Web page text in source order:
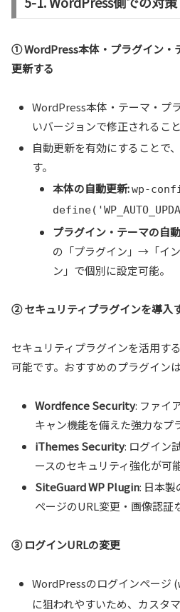
① WordPress本体・プラグイン・
更新する
WordPress本体・テーマ・プ
いバージョンで修正されるこ
自動更新を有効にすることで
す。
本体の自動更新:wp-
プラグイン・テーマの自
の「プラグイン」→「イ
ン」で個別に設定可能。
② セキュリティプラグインを導入
セキュリティプラグインを活用す
可能です。おすすめのプラグイン
Wordfence Security: ファイ
キャン機能を備えた強力なプ
iThemes Security: ログイン
ースのセキュリティ強化が可能
SiteGuard WP Plugin: 日本製
ページのURL変更・画像認証
③ ログインURLの変更
WordPressのログインページ (
に狙われやすいため、カスタ